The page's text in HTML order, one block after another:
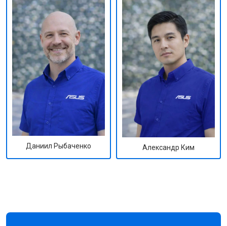
Даниил Рыбаченко Александр Ким